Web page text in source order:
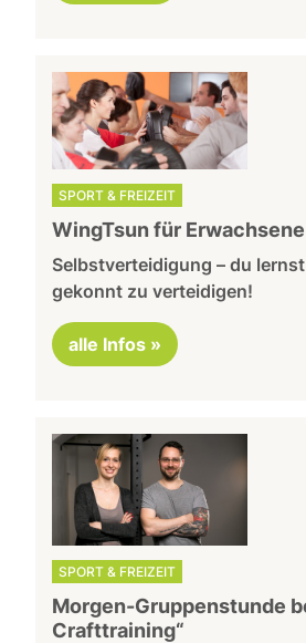
SPORT & FREIZEIT
WingTsun für Erwachsene
Selbstverteidigung – du
gekonnt zu verteidigen!
alle Infos »
SPORT & FREIZEIT
Morgen-Gruppenstunde
Crafttraining“